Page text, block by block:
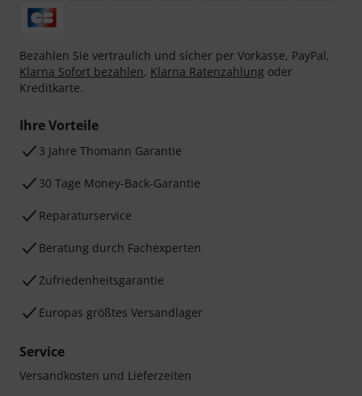
Bezahlen Sie vertraulich und sicher per Vorkasse, PayPal,
Klarna Sofort bezahlen, Klarna Ratenzahlung oder
Kreditkarte.
Ihre Vorteile
3 Jahre Thomann Garantie
30 Tage Money-Back-Garantie
Reparaturservice
Beratung durch Fachexperten
Zufriedenheitsgarantie
Europas größtes Versandlager
Service
Versandkosten und Lieferzeiten